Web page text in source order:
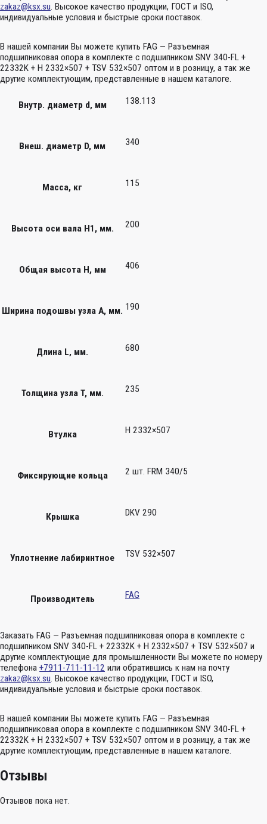
zakaz@ksx.su. Высокое качество продукции, ГОСТ и ISO,
индивидуальные условия и быстрые сроки поставок.
В нашей компании Вы можете купить FAG — Разъемная
подшипниковая опора в комплекте с подшипником SNV 340-FL +
22332K + H 2332×507 + TSV 532×507 оптом и в розницу, а так же
другие комплектующим, представленные в нашем каталоге.
Внутр. диаметр d, мм 138.113
Внеш. диаметр D, мм 340
Масса, кг 115
Высота оси вала H1, мм. 200
Общая высота H, мм 406
Ширина подошвы узла А, мм. 190
Длина L, мм. 680
Толщина узла T, мм. 235
Втулка H 2332×507
Фиксирующие кольца 2 шт. FRM 340/5
Крышка DKV 290
Уплотнение лабиринтное TSV 532×507
Производитель FAG
Заказать FAG — Разъемная подшипниковая опора в комплекте с
подшипником SNV 340-FL + 22332K + H 2332×507 + TSV 532×507 и
другие комплектующие для промышленности Вы можете по номеру
телефона +7911-711-11-12 или обратившись к нам на почту
zakaz@ksx.su. Высокое качество продукции, ГОСТ и ISO,
индивидуальные условия и быстрые сроки поставок.
В нашей компании Вы можете купить FAG — Разъемная
подшипниковая опора в комплекте с подшипником SNV 340-FL +
22332K + H 2332×507 + TSV 532×507 оптом и в розницу, а так же
другие комплектующим, представленные в нашем каталоге.
Отзывы
Отзывов пока нет.